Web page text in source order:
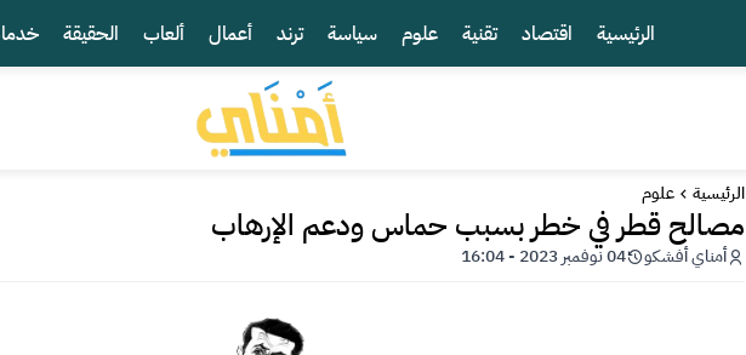
الرئيسية اقتصاد تقنية علوم سياسة ترند أعمال ألعاب الحقيقة
الرئيسية علوم
مصالح قطر في خطر بسبب حماس ودعم الإرهاب
أمناي أفشكو 04 نوفمبر 2023 - 16:04